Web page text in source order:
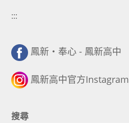
:::
鳳新・奉心 - 鳳新高中
鳳新高中官方Instagram
搜尋